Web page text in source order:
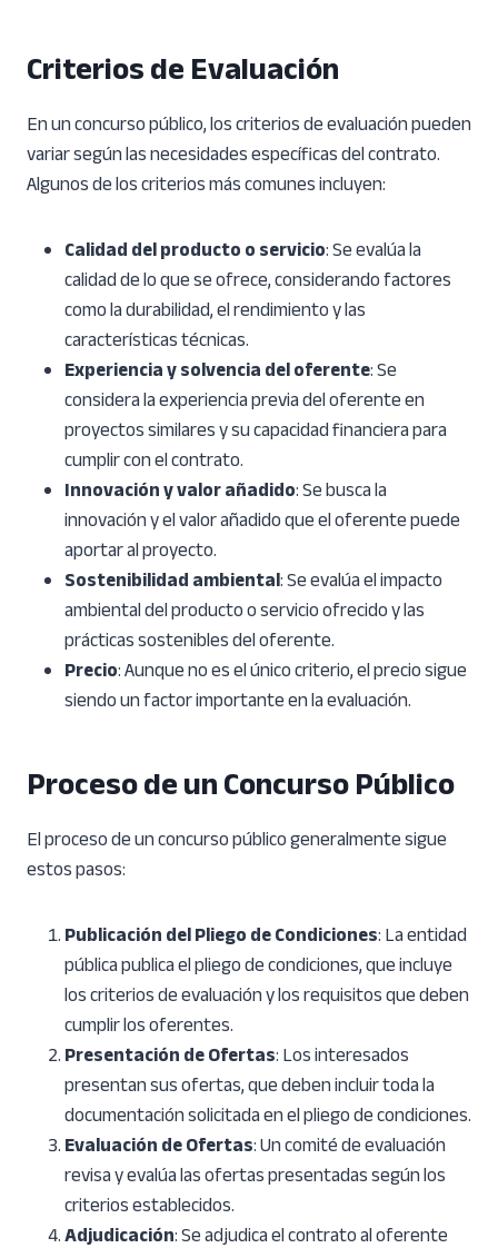
Criterios de Evaluación
En un concurso público, los criterios de evaluación pueden
variar según las necesidades específicas del contrato.
Algunos de los criterios más comunes incluyen:
Calidad del producto o servicio: Se evalúa la
calidad de lo que se ofrece, considerando factores
como la durabilidad, el rendimiento y las
características técnicas.
Experiencia y solvencia del oferente: Se
considera la experiencia previa del oferente en
proyectos similares y su capacidad financiera para
cumplir con el contrato.
Innovación y valor añadido: Se busca la
innovación y el valor añadido que el oferente puede
aportar al proyecto.
Sostenibilidad ambiental: Se evalúa el impacto
ambiental del producto o servicio ofrecido y las
prácticas sostenibles del oferente.
Precio: Aunque no es el único criterio, el precio sigue
siendo un factor importante en la evaluación.
Proceso de un Concurso Público
El proceso de un concurso público generalmente sigue
estos pasos:
Publicación del Pliego de Condiciones: La entidad
pública publica el pliego de condiciones, que incluye
los criterios de evaluación y los requisitos que deben
cumplir los oferentes.
Presentación de Ofertas: Los interesados
presentan sus ofertas, que deben incluir toda la
documentación solicitada en el pliego de condiciones.
Evaluación de Ofertas: Un comité de evaluación
revisa y evalúa las ofertas presentadas según los
criterios establecidos.
Adjudicación: Se adjudica el contrato al oferente